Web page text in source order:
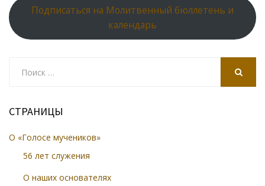
Подписаться на Молитвенный бюллетень и
календарь
СТРАНИЦЫ
О «Голосе мучеников»
56 лет служения
О наших основателях